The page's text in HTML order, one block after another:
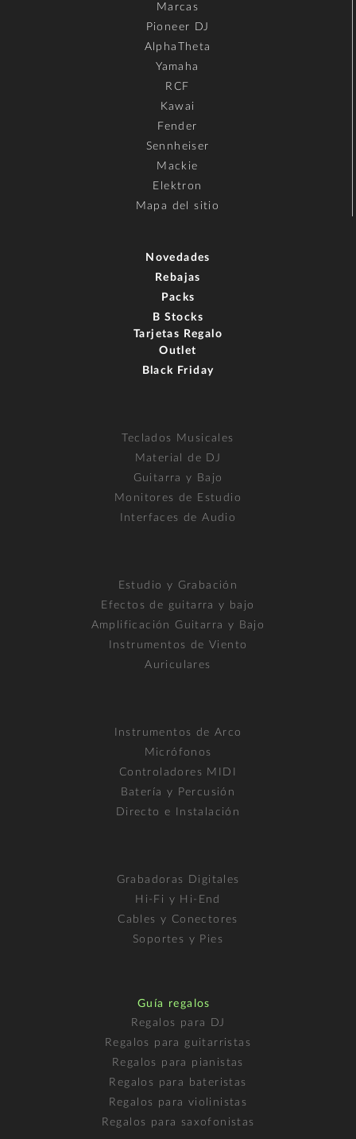
Marcas
Pioneer DJ
AlphaTheta
Yamaha
RCF
Kawai
Fender
Sennheiser
Mackie
Elektron
Mapa del sitio
Novedades
Rebajas
Packs
B Stocks
Tarjetas Regalo
Outlet
Black Friday
Teclados Musicales
Material de DJ
Guitarra y Bajo
Monitores de Estudio
Interfaces de Audio
Estudio y Grabación
Efectos de guitarra y bajo
Amplificación Guitarra y Bajo
Instrumentos de Viento
Auriculares
Instrumentos de Arco
Micrófonos
Controladores MIDI
Batería y Percusión
Directo e Instalación
Grabadoras Digitales
Hi-Fi y Hi-End
Cables y Conectores
Soportes y Pies
Guía regalos
Regalos para DJ
Regalos para guitarristas
Regalos para pianistas
Regalos para bateristas
Regalos para violinistas
Regalos para saxofonistas